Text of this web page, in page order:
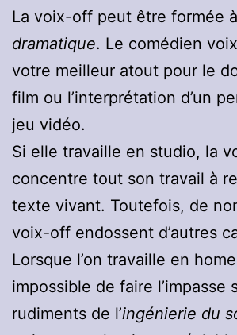
La voix-off peut être formée à
dramatique. Le comédien
votre meilleur atout pour le
film ou l’interprétation d’un
jeu vidéo.
Si elle travaille en studio, la
concentre tout son travail à
texte vivant. Toutefois, de
voix-off endossent d’autres
Lorsque l’on travaille en
impossible de faire l’impasse
rudiments de l’ingénierie du